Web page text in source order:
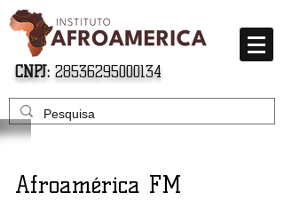
CNPJ: 28536295000134
Afroamérica FM